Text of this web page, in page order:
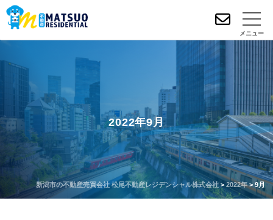
メニュー
2022年9月
新潟市の不動産売買会社 松尾不動産レジデンシャル株式会社> 2022年> 9月